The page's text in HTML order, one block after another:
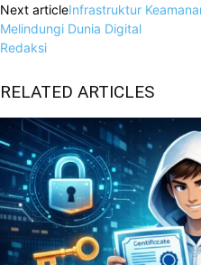
Next articleInfrastruktur
Melindungi Dunia Digital
Redaksi
RELATED ARTICLES